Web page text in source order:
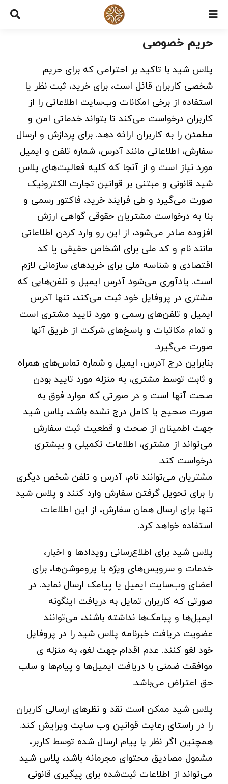
Skip
contentحریم خصوصی
پلاس شید با تاکید بر احترامی که برای حریم
شخصی کاربران قائل است، برای خرید، ثبت نظر یا
استفاده از برخی امکانات وب‌سایت اطلاعاتی را از
کاربران درخواست می‌کند تا بتواند خدماتی امن و
مطمئن را به کاربران ارائه دهد. برای پردازش و ارسال
سفارش، اطلاعاتی مانند آدرس، شماره تلفن و ایمیل
مورد نیاز است و از آنجا که کلیه فعالیت‌های پلاس
شید قانونی و مبتنی بر قوانین تجارت الکترونیک
صورت می‌گیرد و طی فرایند خرید، فاکتور رسمی و
بنا به درخواست مشتریان حقوقی گواهی ارزش
افزوده صادر می‌شود، از این رو وارد کردن اطلاعاتی
مانند نام و کد ملی برای اشخاص حقیقی یا کد
اقتصادی و شناسه ملی برای خریدهای سازمانی لازم
است. یادآوری می‌شود آدرس ایمیل و تلفن‌هایی که
مشتری در پروفایل خود ثبت می‌کند، تنها آدرس
ایمیل و تلفن‌های رسمی و مورد تایید مشتری است
و تمام مکاتبات و پاسخ‌های شرکت از طریق آنها
صورت می‌گیرد.
بنابراین درج آدرس، ایمیل و شماره تماس‌های همراه
و ثابت توسط مشتری، به منزله مورد تایید بودن
صحت آنها است و در صورتی که موارد فوق به
صورت صحیح یا کامل درج نشده باشد، پلاس شید
جهت اطمینان از صحت و قطعیت ثبت سفارش
می‌تواند از مشتری، اطلاعات تکمیلی و بیشتری
درخواست کند.
مشتریان می‌توانند نام، آدرس و تلفن شخص دیگری
را برای تحویل گرفتن سفارش وارد کنند و پلاس شید
تنها برای ارسال همان سفارش، از این اطلاعات
استفاده خواهد کرد.
پلاس شید برای اطلاع‌رسانی رویدادها و اخبار،
خدمات و سرویس‌های ویژه یا پروموشن‌ها، برای
اعضای وب‌سایت ایمیل یا پیامک ارسال نماید. در
صورتی که کاربران تمایل به دریافت اینگونه
ایمیل‌ها و پیامک‌ها نداشته باشند، می‌توانند
عضویت دریافت خبرنامه پلاس شید را در پروفایل
خود لغو کنند. عدم اقدام جهت لغو، به منزله ی
موافقت ضمنی با دریافت ایمیل‌ها و پیام‌ها و سلب
حق اعتراض می‌باشد.
پلاس شید ممکن است نقد و نظرهای ارسالی کاربران
را در راستای رعایت قوانین وب سایت ویرایش کند.
همچنین اگر نظر یا پیام ارسال شده توسط کاربر،
مشمول مصادیق محتوای مجرمانه باشد، پلاس شید
می‌تواند از اطلاعات ثبت‌شده برای پیگیری قانونی